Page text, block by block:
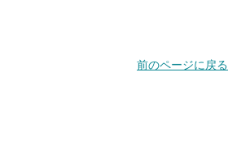
前のページに戻る